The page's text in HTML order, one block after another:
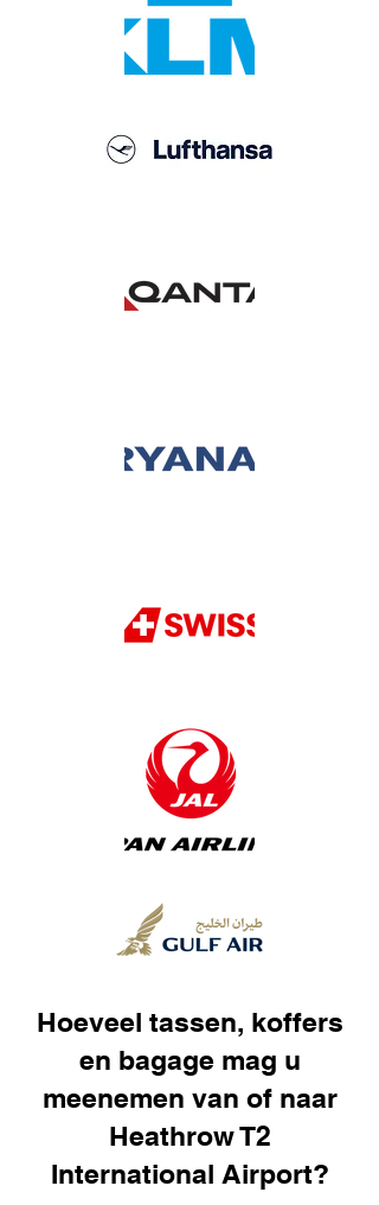
Hoeveel tassen, koffers
en bagage mag u
meenemen van of naar
Heathrow T2
International Airport?